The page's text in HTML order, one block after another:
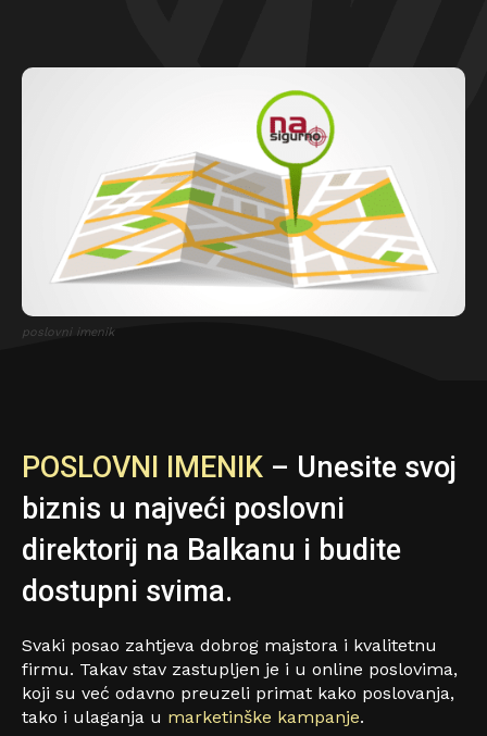
poslovni imenik
POSLOVNI IMENIK – Unesite svoj
biznis u najveći poslovni
direktorij na Balkanu i budite
dostupni svima.
Svaki posao zahtjeva dobrog majstora i kvalitetnu
firmu. Takav stav zastupljen je i u online poslovima,
koji su već odavno preuzeli primat kako poslovanja,
tako i ulaganja u marketinške kampanje.